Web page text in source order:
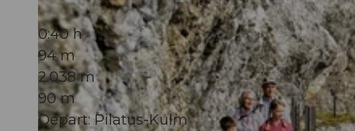
0:40 h
94 m
2.038 m
90 m
Départ: Pilatus-Kulm